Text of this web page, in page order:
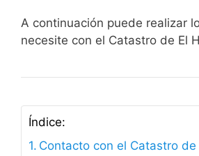
A continuación puede realizar
necesite con el Catastro de El
Índice:
Contacto con el Catastro de